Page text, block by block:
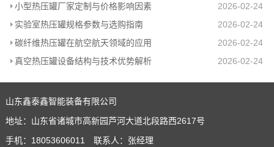
小型热压罐厂家定制与价格影响因素
2026-02-24
实验室热压罐规格参数与选购指南
2026-02-24
碳纤维热压罐在航空航天领域的应用
2026-02-24
真空热压罐设备结构与技术优势解析
2026-02-24
山东鑫泰鑫智能装备有限公司
地址：山东省诸城市高新园芦河大道北段路西2617号
手机：18053606011 联系人：张经理